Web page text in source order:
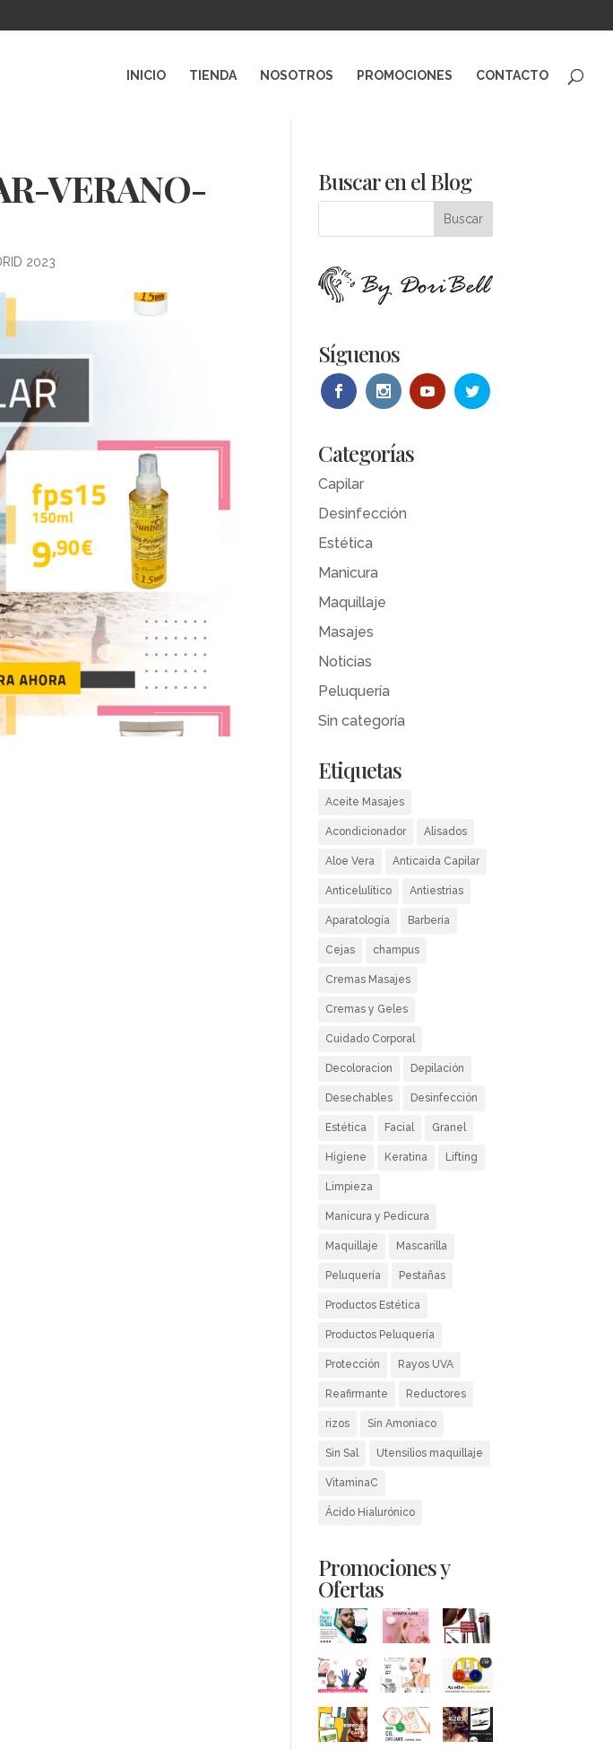
INICIO TIENDA NOSOTROS PROMOCIONES CONTACTO
VERANO-
2023
Buscar en el Blog
Síguenos
Categorías
Capilar
Desinfección
Estética
Manicura
Maquillaje
Masajes
Noticias
Peluquería
Sin categoría
Etiquetas
Aceite Masajes
Acondicionador Alisados
Aloe Vera Anticaida Capilar
Anticelulítico Antiestrias
Aparatología Barbería
Cejas champus
Cremas Masajes
Cremas y Geles
Cuidado Corporal
Decoloracion Depilación
Desechables Desinfección
Estética Facial Granel
Higiene Keratina Lifting
Limpieza
Manicura y Pedicura
Maquillaje Mascarilla
Peluquería Pestañas
Productos Estética
Productos Peluquería
Protección Rayos UVA
Reafirmante Reductores
rizos Sin Amoniaco
Sin Sal Utensilios maquillaje
VitaminaC
Ácido Hialurónico
Promociones y
Ofertas